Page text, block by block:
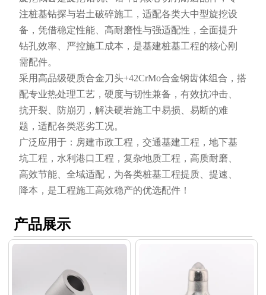
注桩基钻探与岩土破碎施工，适配各类大中型旋挖设
备，凭借稳定性能、高耐磨性与强适配性，全面提升
钻孔效率、严控施工成本，是基建桩基工程的核心刚
需配件。
采用高品级硬质合金刀头+42CrMo合金钢齿体组合，搭
配专业热处理工艺，硬度与韧性兼备，有效抗冲击、
抗开裂、防崩刃，解决硬岩施工中易损、易断的难
题，适配各类恶劣工况。
广泛应用于：房建市政工程，交通基建工程，地下基
坑工程，水利港口工程，复杂地质工程，高质耐磨、
高效节能、全域适配，为各类桩基工程提质、提速、
降本，是工程施工高效稳产的优选配件！
产品展示